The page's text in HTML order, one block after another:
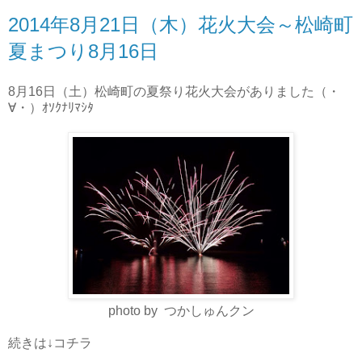
2014年8月21日（木）花火大会～松崎町
夏まつり8月16日
8月16日（土）松崎町の夏祭り花火大会がありました（・
∀・）ｵｿｸﾅﾘﾏｼﾀ
photo by つかしゅんクン
続きは↓コチラ